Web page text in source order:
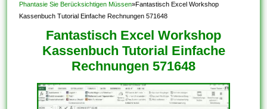
Phantasie Sie Berücksichtigen Müssen»Fantastisch Excel Workshop
Kassenbuch Tutorial Einfache Rechnungen 571648
Fantastisch Excel Workshop
Kassenbuch Tutorial Einfache
Rechnungen 571648